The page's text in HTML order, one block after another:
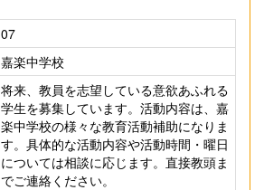
07
嘉楽中学校
将来、教員を志望している意欲あふれる
学生を募集しています。活動内容は、嘉
楽中学校の様々な教育活動補助になりま
す。具体的な活動内容や活動時間・曜日
については相談に応じます。直接教頭ま
でご連絡ください。